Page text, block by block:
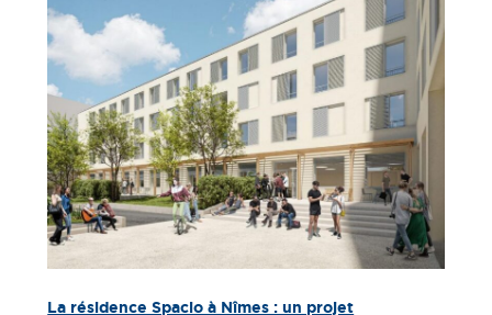
La résidence Spacio à Nîmes : un projet